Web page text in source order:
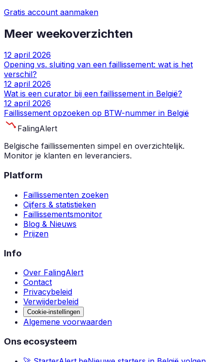
Gratis account aanmaken
Meer weekoverzichten
12 april 2026
Opening vs. sluiting van een faillissement: wat is het
verschil?
12 april 2026
Wat is een curator bij een faillissement in België?
12 april 2026
Faillissement opzoeken op BTW-nummer in België
FalingAlert
Belgische faillissementen simpel en overzichtelijk.
Monitor je klanten en leveranciers.
Platform
Faillissementen zoeken
Cijfers & statistieken
Faillissementsmonitor
Blog & Nieuws
Prijzen
Info
Over FalingAlert
Contact
Privacybeleid
Verwijderbeleid
Cookie-instellingen
Algemene voorwaarden
Ons ecosysteem